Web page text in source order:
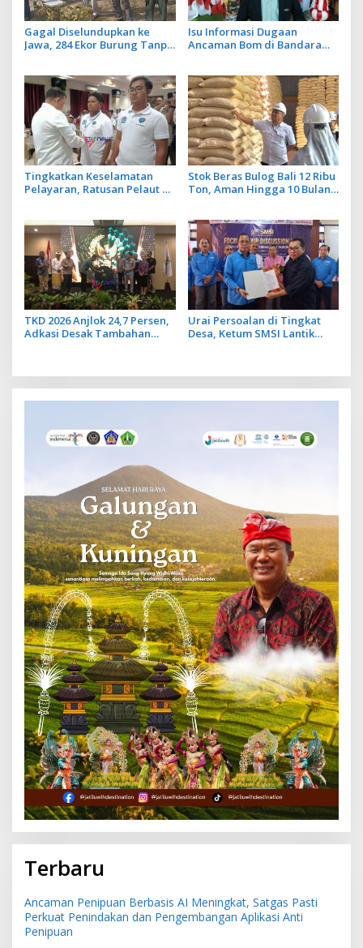
Gagal Diselundupkan ke
Jawa, 284 Ekor Burung Tanpa
Isu Informasi Dugaan
Ancaman Bom di Bandara
Lancar
Tingkatkan Keselamatan
Pelayaran, Ratusan Pelaut di
Stok Beras Bulog Bali 12 Ribu
Ton, Aman Hingga 10 Bulan
TKD 2026 Anjlok 24,7 Persen,
Adkasi Desak Tambahan
Urai Persoalan di Tingkat
Desa, Ketum SMSI Lantik
Terbaru
Ancaman Penipuan Berbasis AI Meningkat, Satgas Pasti
Perkuat Penindakan dan Pengembangan Aplikasi Anti
Penipuan